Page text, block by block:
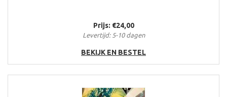
Prijs: €24,00
Levertijd: 5-10 dagen
BEKIJK EN BESTEL